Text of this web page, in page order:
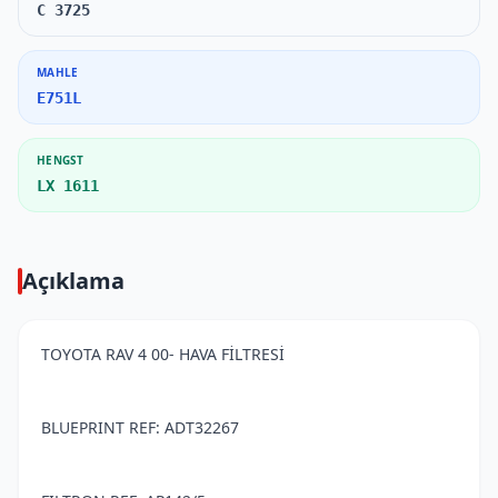
C 3725
MAHLE
E751L
HENGST
LX 1611
Açıklama
TOYOTA RAV 4 00- HAVA FİLTRESİ
BLUEPRINT REF: ADT32267